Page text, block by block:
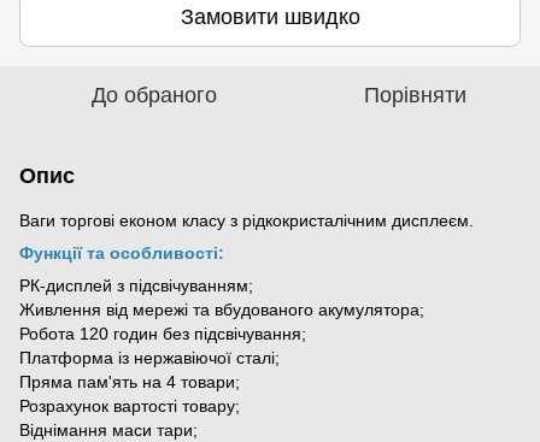
Замовити швидко
До обраного Порівняти
Опис
Ваги торгові економ класу з рідкокристалічним дисплеєм.
Функції та особливості:
РК-дисплей з підсвічуванням;
Живлення від мережі та вбудованого акумулятора;
Робота 120 годин без підсвічування;
Платформа із нержавіючої сталі;
Пряма пам'ять на 4 товари;
Розрахунок вартості товару;
Віднімання маси тари;